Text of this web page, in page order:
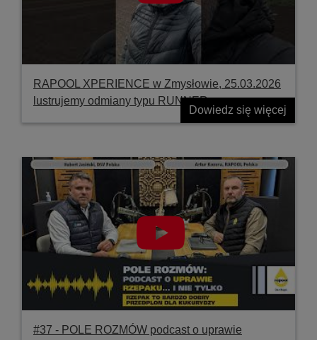
RAPOOL XPERIENCE w Zmysłowie, 25.03.2026
lustrujemy odmiany typu RUNNER
Dowiedz się więcej
#37 ‐ POLE ROZMÓW podcast o uprawie